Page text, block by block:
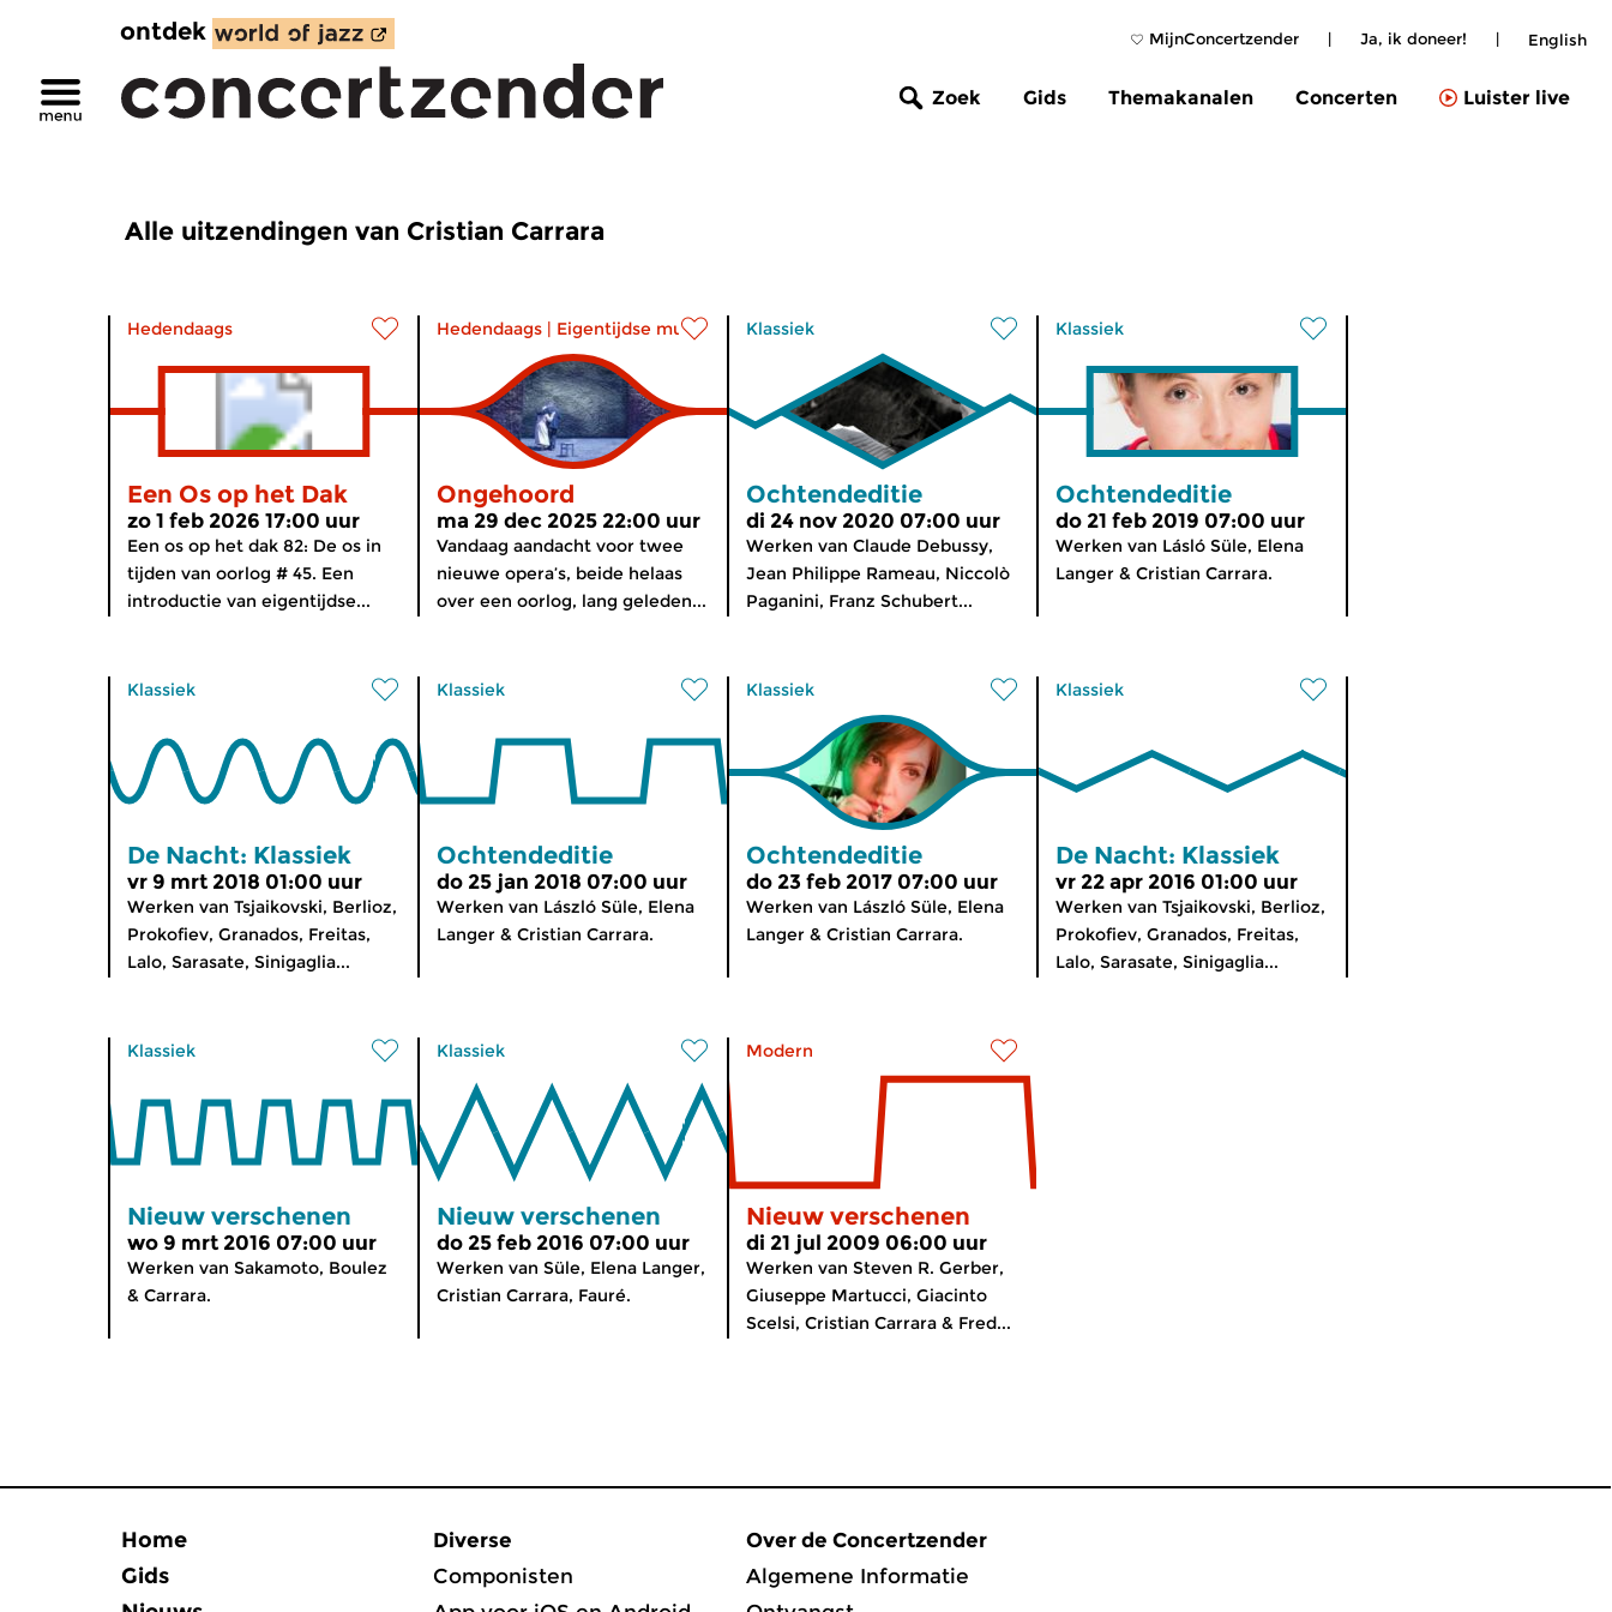
MijnConcertzender | Ja, ik doneer! | English
ontdek
Zoek Gids Themakanalen Concerten Luister live
Alle uitzendingen van Cristian Carrara
Hedendaags
Een Os op het Dak
zo 1 feb 2026 17:00 uur
Een os op het dak 82: De os in
tijden van oorlog # 45. Een
introductie van eigentijdse...
Hedendaags | Eigentijdse muziek
Ongehoord
ma 29 dec 2025 22:00 uur
Vandaag aandacht voor twee
nieuwe opera’s, beide helaas
over een oorlog, lang geleden...
Klassiek
Ochtendeditie
di 24 nov 2020 07:00 uur
Werken van Claude Debussy,
Jean Philippe Rameau, Niccolò
Paganini, Franz Schubert...
Klassiek
Ochtendeditie
do 21 feb 2019 07:00 uur
Werken van Lásló Süle, Elena
Langer & Cristian Carrara.
Klassiek
De Nacht: Klassiek
vr 9 mrt 2018 01:00 uur
Werken van Tsjaikovski, Berlioz,
Prokofiev, Granados, Freitas,
Lalo, Sarasate, Sinigaglia...
Klassiek
Ochtendeditie
do 25 jan 2018 07:00 uur
Werken van László Süle, Elena
Langer & Cristian Carrara.
Klassiek
Ochtendeditie
do 23 feb 2017 07:00 uur
Werken van László Süle, Elena
Langer & Cristian Carrara.
Klassiek
De Nacht: Klassiek
vr 22 apr 2016 01:00 uur
Werken van Tsjaikovski, Berlioz,
Prokofiev, Granados, Freitas,
Lalo, Sarasate, Sinigaglia...
Klassiek
Nieuw verschenen
wo 9 mrt 2016 07:00 uur
Werken van Sakamoto, Boulez
& Carrara.
Klassiek
Nieuw verschenen
do 25 feb 2016 07:00 uur
Werken van Süle, Elena Langer,
Cristian Carrara, Fauré.
Modern
Nieuw verschenen
di 21 jul 2009 06:00 uur
Werken van Steven R. Gerber,
Giuseppe Martucci, Giacinto
Scelsi, Cristian Carrara & Fred...
Home
Gids
Diverse
Componisten
Over de Concertzender
Algemene Informatie